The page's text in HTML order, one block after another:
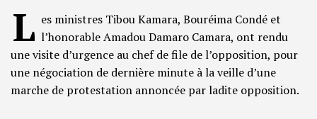
L es ministres Tibou Kamara, Bouréima Condé et
l’honorable Amadou Damaro Camara, ont rendu
une visite d’urgence au chef de file de l’opposition, pour
une négociation de dernière minute à la veille d’une
marche de protestation annoncée par ladite opposition.